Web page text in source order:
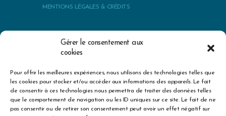
Gérer le consentement aux
cookies
Pour offrir les meilleures expériences, nous utilisons des technologies telles que
les cookies pour stocker et/ou accéder aux informations des appareils. Le fait
de consentir à ces technologies nous permettra de traiter des données telles
que le comportement de navigation ou les ID uniques sur ce site. Le fait de ne
pas consentir ou de retirer son consentement peut avoir un effet négatif sur
MENTIONS LÉGALES & CRÉDITS
best herbs to cure premature ejaculationexercise erectile
dysfunction treatmentbig sex drive mid thirtiesepidemiology of
erectile dysfunction kubinboyfriend with no sex drivezinc dosage
for sexual healthdoes viagra get you highsexual enhancements
for males
penis enhancement pills that increase dize how we